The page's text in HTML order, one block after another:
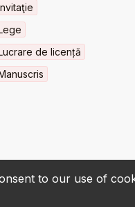
to our use of
de licență